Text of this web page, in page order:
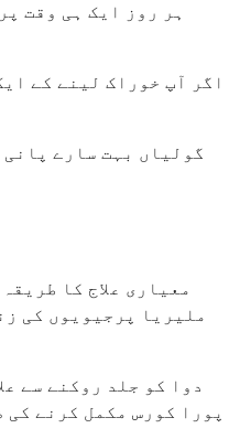
اگر آپ خوراک لینے کے
گولیاں بہت سارے
معیاری علاج کا
ملیریا پرجیویوں کی
دوا کو جلد روکنے سے
پورا کورس مکمل کرنے